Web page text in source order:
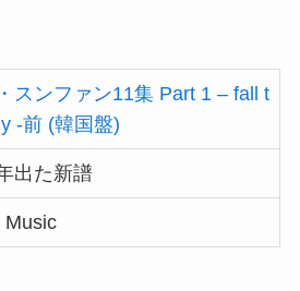
スンファン11集 Part 1 – fall t
-前 (韓国盤)
出た新譜
Music